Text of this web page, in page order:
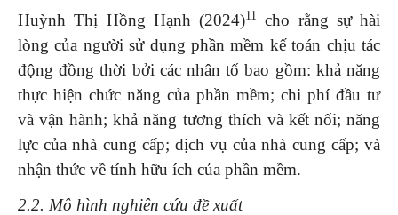
Huỳnh Thị Hồng Hạnh (2024)11
cho rằng sự hài
lòng của người sử dụng phần mềm kế toán chịu tác
động đồng thời bởi các nhân tố bao gồm: khả năng
thực hiện chức năng của phần mềm; chi phí đầu tư
và vận hành; khả năng tương thích và kết nối; năng
lực của nhà cung cấp; dịch vụ của nhà cung cấp; và
nhận thức về tính hữu ích của phần mềm.
2.2. Mô hình nghiên cứu đề xuất